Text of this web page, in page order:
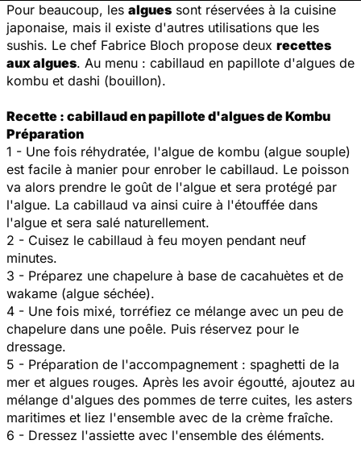
Pour beaucoup, les algues sont réservées à la cuisine
japonaise, mais il existe d'autres utilisations que les
sushis. Le chef Fabrice Bloch propose deux recettes
aux algues. Au menu : cabillaud en papillote d'algues de
kombu et dashi (bouillon).
Recette : cabillaud en papillote d'algues de Kombu
Préparation
1 - Une fois réhydratée, l'algue de kombu (algue souple)
est facile à manier pour enrober le cabillaud. Le poisson
va alors prendre le goût de l'algue et sera protégé par
l'algue. La cabillaud va ainsi cuire à l'étouffée dans
l'algue et sera salé naturellement.
2 - Cuisez le cabillaud à feu moyen pendant neuf
minutes.
3 - Préparez une chapelure à base de cacahuètes et de
wakame (algue séchée).
4 - Une fois mixé, torréfiez ce mélange avec un peu de
chapelure dans une poêle. Puis réservez pour le
dressage.
5 - Préparation de l'accompagnement : spaghetti de la
mer et algues rouges. Après les avoir égoutté, ajoutez au
mélange d'algues des pommes de terre cuites, les asters
maritimes et liez l'ensemble avec de la crème fraîche.
6 - Dressez l'assiette avec l'ensemble des éléments.